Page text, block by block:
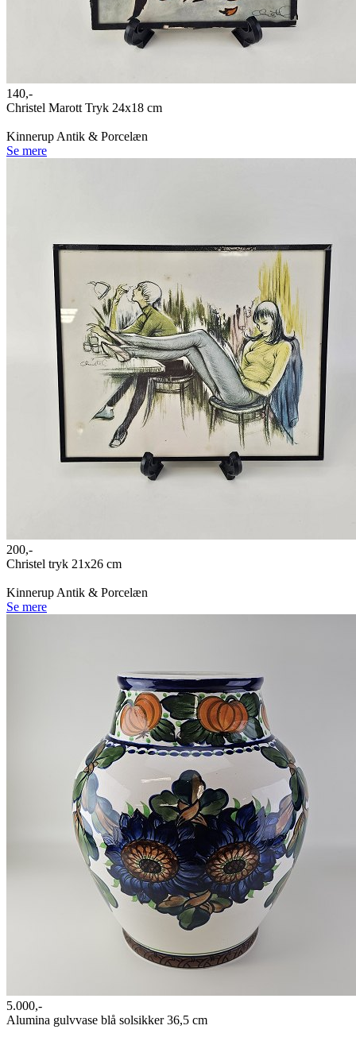
140,-
Christel Marott Tryk 24x18 cm
Kinnerup Antik & Porcelæn
Se mere
200,-
Christel tryk 21x26 cm
Kinnerup Antik & Porcelæn
Se mere
5.000,-
Alumina gulvvase blå solsikker 36,5 cm